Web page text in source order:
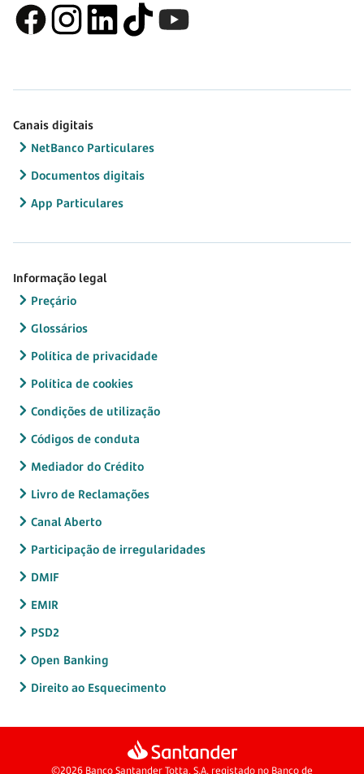
Canais digitais
NetBanco Particulares
Documentos digitais
App Particulares
Informação legal
Preçário
Glossários
Política de privacidade
Política de cookies
Condições de utilização
Códigos de conduta
Mediador do Crédito
Livro de Reclamações
Canal Aberto
Participação de irregularidades
DMIF
EMIR
PSD2
Open Banking
Direito ao Esquecimento
©2026 Banco Santander Totta, S.A. registado no Banco de